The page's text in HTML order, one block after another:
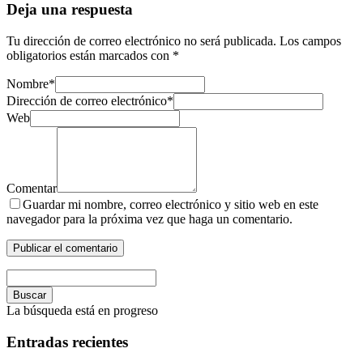
Deja una respuesta
Tu dirección de correo electrónico no será publicada. Los campos
obligatorios están marcados con *
Nombre*
Dirección de correo electrónico*
Web
Comentar
Guardar mi nombre, correo electrónico y sitio web en este
navegador para la próxima vez que haga un comentario.
Buscar
La búsqueda está en progreso
Entradas recientes